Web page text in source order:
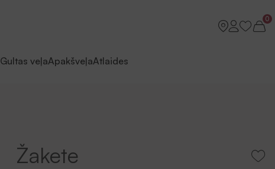
0
Gultas veļaApakšveļaAtlaides
Žakete